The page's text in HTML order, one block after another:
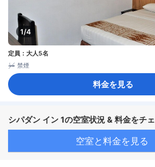
1/4
定員：大人5名
禁煙
料金を見る
シパダン イン 1の空室状況 & 料金をチ
空室と料金を見る